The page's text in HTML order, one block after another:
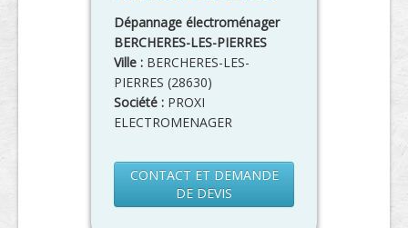
Dépannage électroménager
BERCHERES-LES-PIERRES
Ville : BERCHERES-LES-
PIERRES (28630)
Société : PROXI
ELECTROMENAGER
CONTACT ET DEMANDE
DE DEVIS